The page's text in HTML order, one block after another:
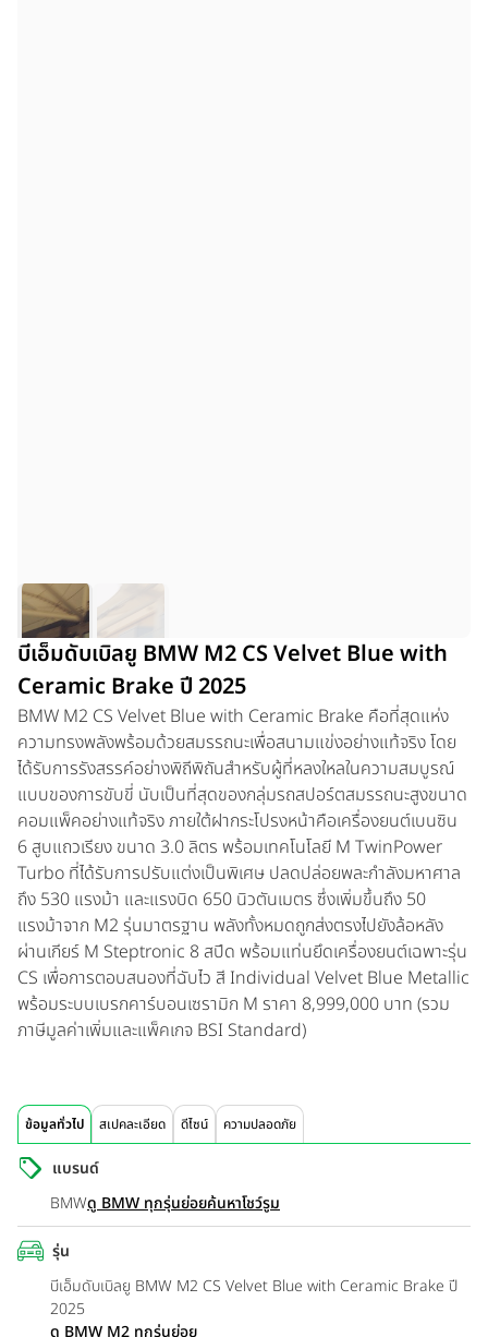
บีเอ็มดับเบิลยู BMW M2 CS Velvet Blue with
Ceramic Brake ปี 2025
BMW M2 CS Velvet Blue with Ceramic Brake คือที่สุดแห่ง
ความทรงพลังพร้อมด้วยสมรรถนะเพื่อสนามแข่งอย่างแท้จริง โดย
ได้รับการรังสรรค์อย่างพิถีพิถันสำหรับผู้ที่หลงใหลในความสมบูรณ์
แบบของการขับขี่ นับเป็นที่สุดของกลุ่มรถสปอร์ตสมรรถนะสูงขนาด
คอมแพ็คอย่างแท้จริง ภายใต้ฝากระโปรงหน้าคือเครื่องยนต์เบนซิน
6 สูบแถวเรียง ขนาด 3.0 ลิตร พร้อมเทคโนโลยี M TwinPower
Turbo ที่ได้รับการปรับแต่งเป็นพิเศษ ปลดปล่อยพละกำลังมหาศาล
ถึง 530 แรงม้า และแรงบิด 650 นิวตันเมตร ซึ่งเพิ่มขึ้นถึง 50
แรงม้าจาก M2 รุ่นมาตรฐาน พลังทั้งหมดถูกส่งตรงไปยังล้อหลัง
ผ่านเกียร์ M Steptronic 8 สปีด พร้อมแท่นยึดเครื่องยนต์เฉพาะรุ่น
CS เพื่อการตอบสนองที่ฉับไว สี Individual Velvet Blue Metallic
พร้อมระบบเบรกคาร์บอนเซรามิก M ราคา 8,999,000 บาท (รวม
ภาษีมูลค่าเพิ่มและแพ็คเกจ BSI Standard)
ข้อมูลทั่วไป สเปคละเอียด ดีไซน์ ความปลอดภัย
แบรนด์
BMWดู BMW ทุกรุ่นย่อยค้นหาโชว์รูม
รุ่น
บีเอ็มดับเบิลยู BMW M2 CS Velvet Blue with Ceramic Brake ปี
2025
ดู BMW M2 ทุกรุ่นย่อย